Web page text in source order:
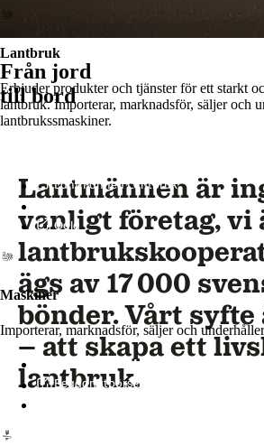
Lantbruk
Erbjuder produkter och tjänster för ett starkt
lantbruk. Importerar, marknadsför, säljer och
lantbrukssmaskiner.
Lantmännen Lantbruk
LM2
Odla
Maskiner
Importerar, marknadsför, säljer och
Lantmännen Maskin
Begagnatbörsen
Från jord
till bord
Lantmännen är
vanligt företag, vi
ägs av 17 000
bönder. Vårt
– att skapa ett
lantbruk.